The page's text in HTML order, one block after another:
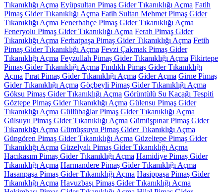
Tıkanıklığı Açma Eyüpsultan Pimaş Gider Tıkanıklığı Açma Fatih
Pimaş Gider Tıkanıklığı Açma Fatih Sultan Mehmet Pimaş Gider
Tıkanıklığı Açma Fenerbahçe Pimaş Gider Tıkanıklığı Açma
Feneryolu Pimaş Gider Tıkanıklığı Açma Ferah Pimaş Gider
Tıkanıklığı Açma Ferhatpaşa Pimaş Gider Tıkanıklığı Açma Fetih
Pimaş Gider Tıkanıklığı Açma Fevzi Çakmak Pimaş Gider
Tıkanıklığı Açma Feyzullah Pimaş Gider Tıkanıklığı Açma Fikirtepe
Pimaş Gider Tıkanıklığı Açma Fındıklı Pimaş Gider Tıkanıklığı
Açma Fırat Pimaş Gider Tıkanıklığı Açma Gider Açma Girne Pimaş
Gider Tıkanıklığı Açma Göçbeyli Pimaş Gider Tıkanıklığı Açma
Göksu Pimaş Gider Tıkanıklığı Açma Görüntülü Su Kaçağı Tespiti
Göztepe Pimaş Gider Tıkanıklığı Açma Gülensu Pimaş Gider
Tıkanıklığı Açma Güllübağlar Pimaş Gider Tıkanıklığı Açma
Gülsuyu Pimaş Gider Tıkanıklığı Açma Gümüşpınar Pimaş Gider
Tıkanıklığı Açma Gümüşsuyu Pimaş Gider Tıkanıklığı Açma
Güngören Pimaş Gider Tıkanıklığı Açma Güzeltepe Pimaş Gider
Tıkanıklığı Açma Güzelyalı Pimaş Gider Tıkanıklığı Açma
Hacıkasım Pimaş Gider Tıkanıklığı Açma Hamidiye Pimaş Gider
Tıkanıklığı Açma Harmandere Pimaş Gider Tıkanıklığı Açma
Hasanpaşa Pimaş Gider Tıkanıklığı Açma Hasippaşa Pimaş Gider
Tıkanıklığı Açma Havuzbaşı Pimaş Gider Tıkanıklığı Açma